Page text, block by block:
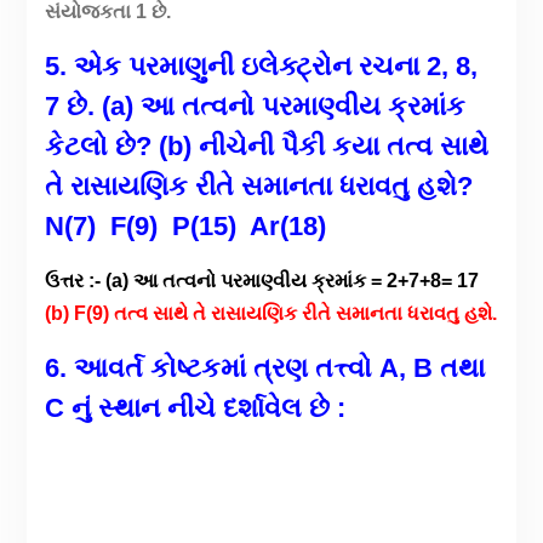
સંયોજકતા 1 છે.
5. એક પરમાણુની ઇલેક્ટ્રોન રચના 2, 8,
7 છે. (a) આ તત્વનો પરમાણ્વીય ક્રમાંક
કેટલો છે? (b) નીચેની પૈકી કયા તત્વ સાથે
તે રાસાયણિક રીતે સમાનતા ધરાવતુ હશે?
N(7) F(9) P(15) Ar(18)
ઉત્તર :- (a) આ તત્વનો પરમાણ્વીય ક્રમાંક = 2+7+8= 17
(b) F(9) તત્વ સાથે તે રાસાયણિક રીતે સમાનતા ધરાવતુ હશે.
6. આવર્ત કોષ્ટકમાં ત્રણ તત્ત્વો A, B તથા
C નું સ્થાન નીચે દર્શાવેલ છે :